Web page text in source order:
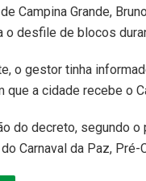
Campina Grande,
o desfile de blocos
o gestor tinha
que a cidade recebe o
do decreto, segundo
Carnaval da Paz, Pré-